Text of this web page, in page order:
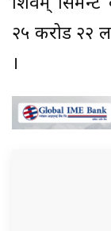
२५ करोड २२
।